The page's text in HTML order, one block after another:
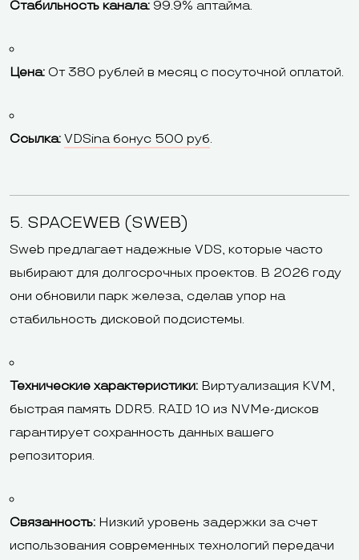
Стабильность канала: 99.9% аптайма.
Цена: От 380 рублей в месяц с посуточной оплатой.
Ссылка: VDSina бонус 500 руб.
5. SPACEWEB (SWEB)
Sweb предлагает надежные VDS, которые часто
выбирают для долгосрочных проектов. В 2026 году
они обновили парк железа, сделав упор на
стабильность дисковой подсистемы.
Технические характеристики: Виртуализация KVM,
быстрая память DDR5. RAID 10 из NVMe-дисков
гарантирует сохранность данных вашего
репозитория.
Связанность: Низкий уровень задержки за счет
использования современных технологий передачи